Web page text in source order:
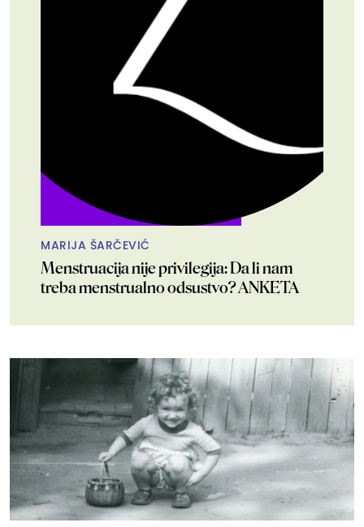
MARIJA ŠARČEVIĆ
Menstruacija nije privilegija: Da li nam
treba menstrualno odsustvo? ANKETA